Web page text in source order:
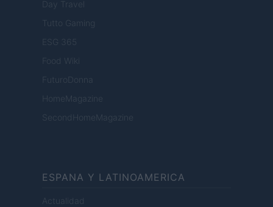
Day Travel
Tutto Gaming
ESG 365
Food Wiki
FuturoDonna
HomeMagazine
SecondHomeMagazine
ESPANA Y LATINOAMERICA
Actualidad